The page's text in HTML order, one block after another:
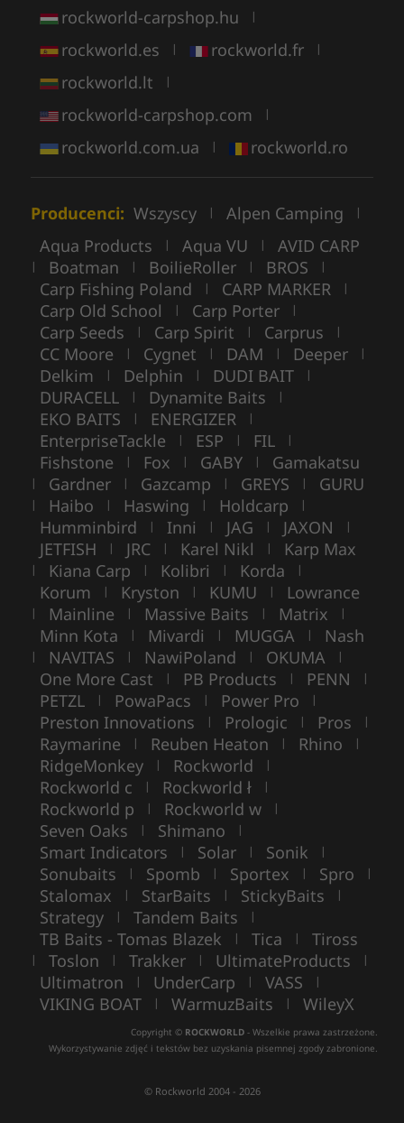
rockworld-carpshop.hu |
rockworld.es | rockworld.fr |
rockworld.lt |
rockworld-carpshop.com |
rockworld.com.ua | rockworld.ro
Producenci: Wszyscy | Alpen Camping |
Aqua Products | Aqua VU | AVID CARP
| Boatman | BoilieRoller | BROS |
Carp Fishing Poland | CARP MARKER |
Carp Old School | Carp Porter |
Carp Seeds | Carp Spirit | Carprus |
CC Moore | Cygnet | DAM | Deeper |
Delkim | Delphin | DUDI BAIT |
DURACELL | Dynamite Baits |
EKO BAITS | ENERGIZER |
EnterpriseTackle | ESP | FIL |
Fishstone | Fox | GABY | Gamakatsu
| Gardner | Gazcamp | GREYS | GURU
| Haibo | Haswing | Holdcarp |
Humminbird | Inni | JAG | JAXON |
JETFISH | JRC | Karel Nikl | Karp Max
| Kiana Carp | Kolibri | Korda |
Korum | Kryston | KUMU | Lowrance
| Mainline | Massive Baits | Matrix |
Minn Kota | Mivardi | MUGGA | Nash
| NAVITAS | NawiPoland | OKUMA |
One More Cast | PB Products | PENN |
PETZL | PowaPacs | Power Pro |
Preston Innovations | Prologic | Pros |
Raymarine | Reuben Heaton | Rhino |
RidgeMonkey | Rockworld |
Rockworld c | Rockworld ł |
Rockworld p | Rockworld w |
Seven Oaks | Shimano |
Smart Indicators | Solar | Sonik |
Sonubaits | Spomb | Sportex | Spro |
Stalomax | StarBaits | StickyBaits |
Strategy | Tandem Baits |
TB Baits - Tomas Blazek | Tica | Tiross
| Toslon | Trakker | UltimateProducts |
Ultimatron | UnderCarp | VASS |
VIKING BOAT | WarmuzBaits | WileyX
Copyright © ROCKWORLD - Wszelkie prawa zastrzeżone.
Wykorzystywanie zdjęć i tekstów bez uzyskania pisemnej zgody zabronione.
© Rockworld 2004 - 2026